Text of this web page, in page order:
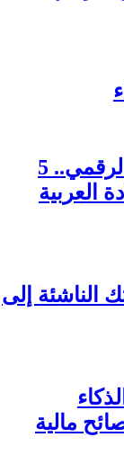
بين التقنية المالية والتأمين الرقمي.. 5
العربية
إلى
مالية